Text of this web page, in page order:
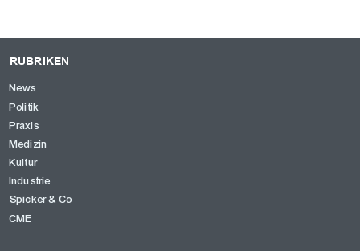
RUBRIKEN
News
Politik
Praxis
Medizin
Kultur
Industrie
Spicker & Co
CME